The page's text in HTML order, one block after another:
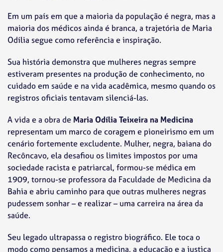
Em um país em que a maioria da população é negra, mas a
maioria dos médicos ainda é branca, a trajetória de Maria
Odília segue como referência e inspiração.
Sua história demonstra que mulheres negras sempre
estiveram presentes na produção de conhecimento, no
cuidado em saúde e na vida acadêmica, mesmo quando os
registros oficiais tentavam silenciá-las.
A vida e a obra de Maria Odília Teixeira na Medicina
representam um marco de coragem e pioneirismo em um
cenário fortemente excludente. Mulher, negra, baiana do
Recôncavo, ela desafiou os limites impostos por uma
sociedade racista e patriarcal, formou-se médica em
1909, tornou-se professora da Faculdade de Medicina da
Bahia e abriu caminho para que outras mulheres negras
pudessem sonhar – e realizar – uma carreira na área da
saúde.
Seu legado ultrapassa o registro biográfico. Ele toca o
modo como pensamos a medicina, a educação e a justiça